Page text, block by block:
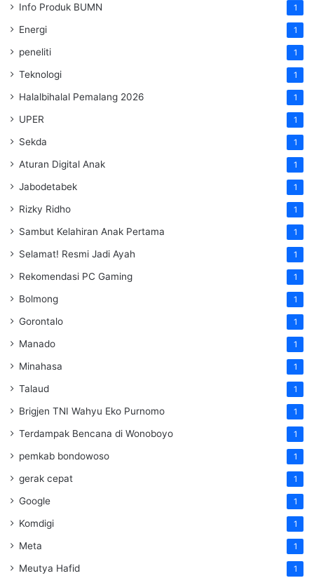
Info Produk BUMN 1
Energi 1
peneliti 1
Teknologi 1
Halalbihalal Pemalang 2026 1
UPER 1
Sekda 1
Aturan Digital Anak 1
Jabodetabek 1
Rizky Ridho 1
Sambut Kelahiran Anak Pertama 1
Selamat! Resmi Jadi Ayah 1
Rekomendasi PC Gaming 1
Bolmong 1
Gorontalo 1
Manado 1
Minahasa 1
Talaud 1
Brigjen TNI Wahyu Eko Purnomo 1
Terdampak Bencana di Wonoboyo 1
pemkab bondowoso 1
gerak cepat 1
Google 1
Komdigi 1
Meta 1
Meutya Hafid 1